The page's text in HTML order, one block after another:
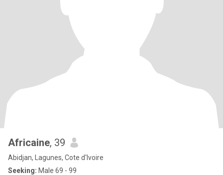
Africaine, 39
Abidjan, Lagunes, Cote d'Ivoire
Seeking: Male 69 - 99